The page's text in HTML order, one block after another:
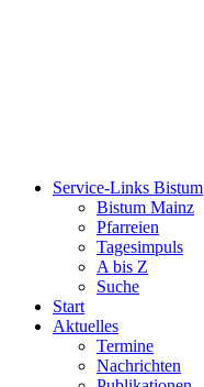
Service-Links Bistum
Bistum Mainz
Pfarreien
Tagesimpuls
A bis Z
Suche
Start
Aktuelles
Termine
Nachrichten